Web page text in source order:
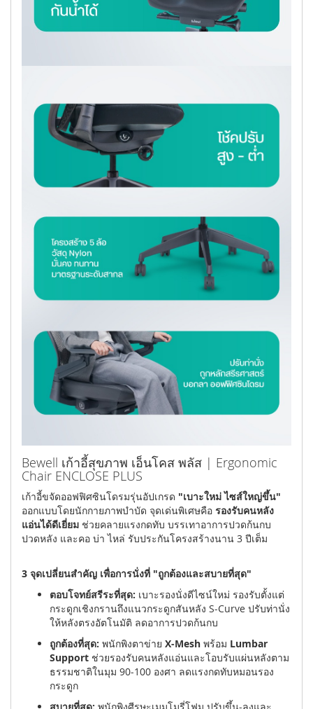
Bewell เก้าอี้สุขภาพ เอ็นโคส พลัส | Ergonomic
Chair ENCLOSE PLUS
เก้าอี้ขจัดออฟฟิศซินโดรมรุ่นอัปเกรด "เบาะใหม่ ไซส์ใหญ่ขึ้น"
ออกแบบโดยนักกายภาพบำบัด จุดเด่นพิเศษคือ รองรับคนหลัง
แอ่นได้ดีเยี่ยม ช่วยคลายแรงกดทับ บรรเทาอาการปวดก้นกบ
ปวดหลัง และคอ บ่า ไหล่ รับประกันโครงสร้างนาน 3 ปีเต็ม
3 จุดเปลี่ยนสำคัญ เพื่อการนั่งที่ "ถูกต้องและสบายที่สุด"
ตอบโจทย์สรีระที่สุด: เบาะรองนั่งดีไซน์ใหม่ รองรับตั้งแต่
กระดูกเชิงกรานถึงแนวกระดูกสันหลัง S-Curve ปรับท่านั่ง
ให้หลังตรงอัตโนมัติ ลดอาการปวดก้นกบ
ถูกต้องที่สุด: พนักพิงตาข่าย X-Mesh พร้อม Lumbar
Support ช่วยรองรับคนหลังแอ่นและโอบรับแผ่นหลังตาม
ธรรมชาติในมุม 90-100 องศา ลดแรงกดทับหมอนรอง
กระดูก
สบายที่สุด: พนักพิงศีรษะเมมโมรี่โฟม ปรับขึ้น-ลงและ